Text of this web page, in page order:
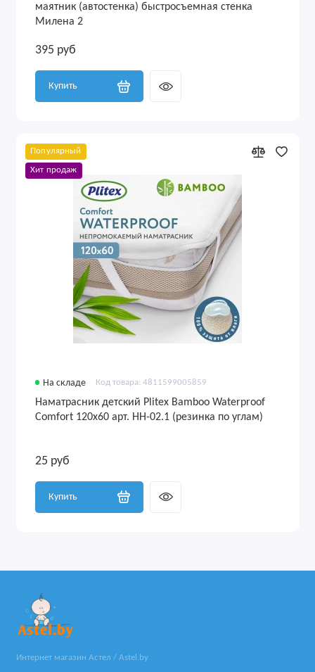
маятник (автостенка) быстросъемная стенка
Милена 2
395 руб
Купить
Популярный
Хит продаж
На складе Код товара: 4811599005859
Наматрасник детский Plitex Bamboo Waterproof
Comfort 120х60 арт. НН-02.1 (резинка по углам)
25 руб
Купить
Интернет магазин Астел / Astel.by